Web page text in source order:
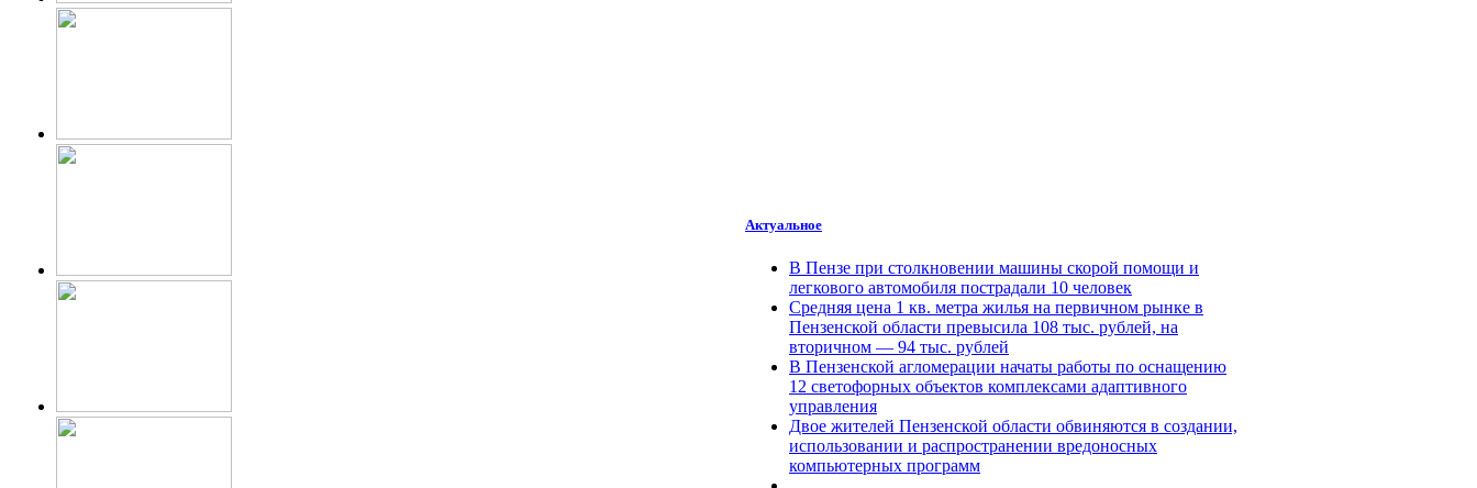
Актуальное
В Пензе при столкновении машины скорой помощи и
легкового автомобиля пострадали 10 человек
Средняя цена 1 кв. метра жилья на первичном рынке в
Пензенской области превысила 108 тыс. рублей, на
вторичном — 94 тыс. рублей
В Пензенской агломерации начаты работы по оснащению
12 светофорных объектов комплексами адаптивного
управления
Двое жителей Пензенской области обвиняются в создании,
использовании и распространении вредоносных
компьютерных программ